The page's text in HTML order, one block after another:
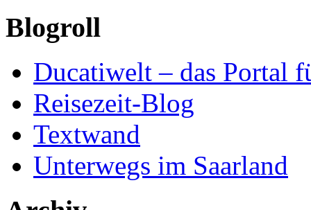
Blogroll
Ducatiwelt – das Portal
Reisezeit-Blog
Textwand
Unterwegs im Saarland